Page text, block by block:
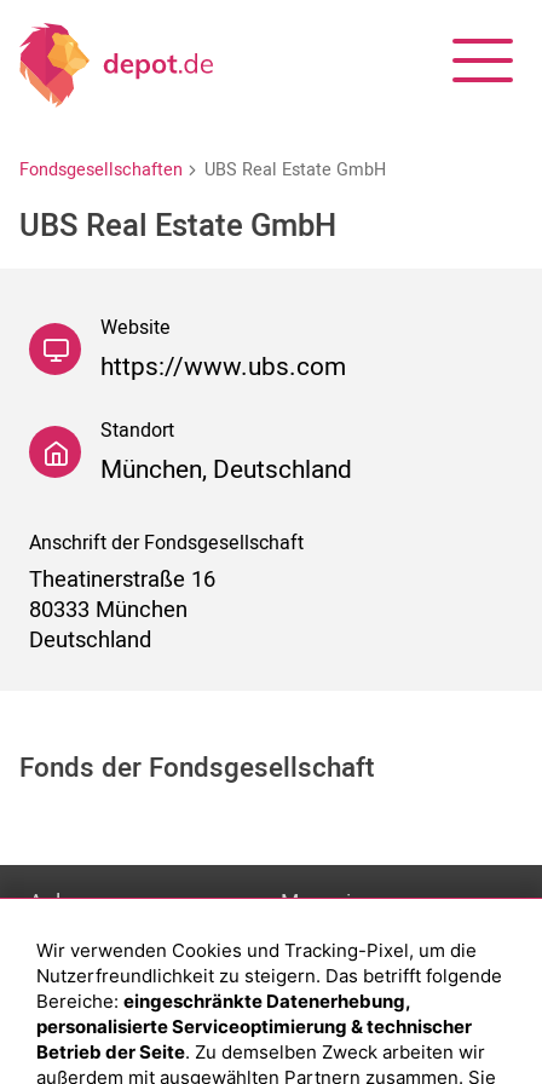
Fondsgesellschaften UBS Real Estate GmbH
UBS Real Estate GmbH
Website
https://www.ubs.com
Standort
München, Deutschland
Anschrift der Fondsgesellschaft
Theatinerstraße 16
80333 München
Deutschland
Fonds der Fondsgesellschaft
Anlage
Depot eröffnen
Depot vergleichen
Junior Depot
Top-Seller-Fonds
Magazin
Was sind sind ETFs?
Sparplan Vorteile
Was ist ein Fonds?
Wir verwenden Cookies und Tracking-Pixel, um die
Nutzerfreundlichkeit zu steigern. Das betrifft folgende
Bereiche: eingeschränkte Datenerhebung,
personalisierte Serviceoptimierung & technischer
Betrieb der Seite. Zu demselben Zweck arbeiten wir
außerdem mit ausgewählten Partnern zusammen. Sie